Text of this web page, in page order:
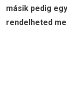
másik pedig
rendelheted